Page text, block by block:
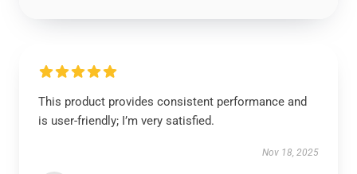
This product provides consistent performance and
is user-friendly; I’m very satisfied.
Nov 18, 2025